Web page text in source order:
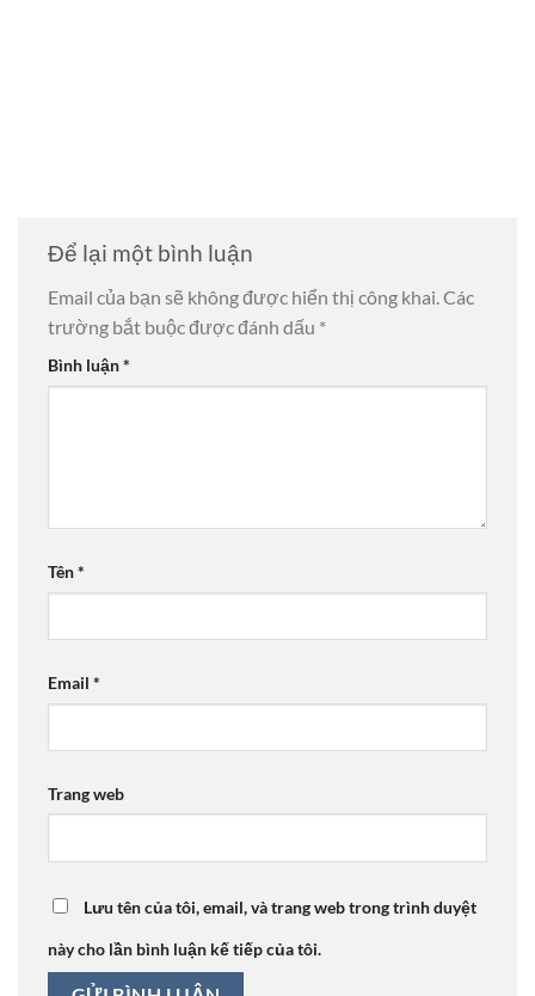
Để lại một bình luận
Email của bạn sẽ không được hiển thị công khai.Các
trường bắt buộc được đánh dấu *
Bình luận*
Tên*
Email *
Trang web
Lưu tên của tôi, email, và trang web trong trình duyệt
này cho lần bình luận kế tiếp của tôi.